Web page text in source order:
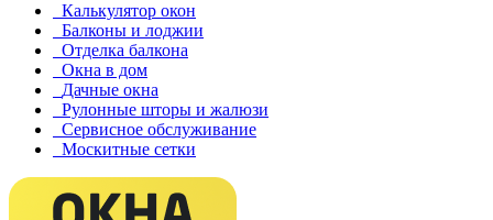
Калькулятор окон
Балконы и лоджии
Отделка балкона
Окна в дом
Дачные окна
Рулонные шторы и жалюзи
Сервисное обслуживание
Москитные сетки